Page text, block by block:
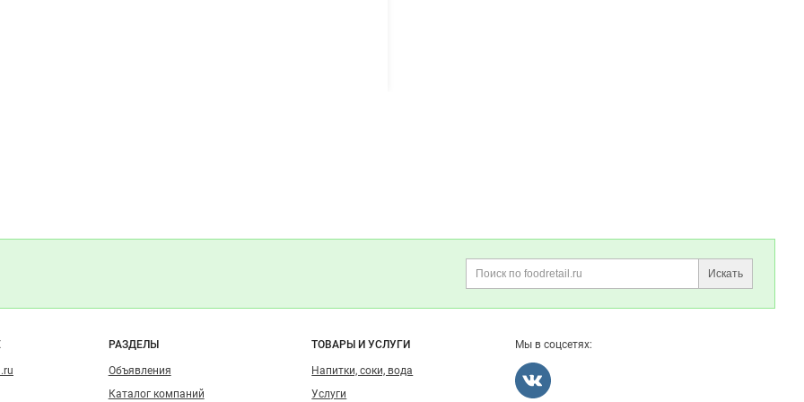
Искать
РАЗДЕЛЫ
Объявления
Каталог компаний
ТОВАРЫ И УСЛУГИ
Напитки, соки, вода
Услуги
Мы в соцсетях: